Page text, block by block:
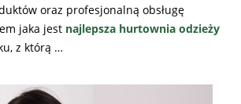
oraz profesjonalną obsługę
jaka jest najlepsza hurtownia odzieży
z którą …